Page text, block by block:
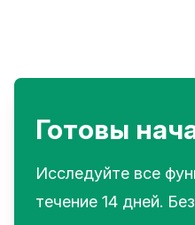
Готовы
Исследуйте все
течение 14 дней.